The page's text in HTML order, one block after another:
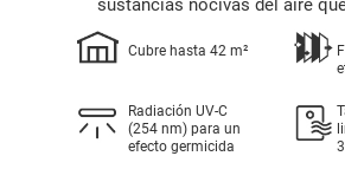
sustancias nocivas del aire
Cubre hasta 42 m²
Radiación UV-C
(254 nm) para un
efecto germicida